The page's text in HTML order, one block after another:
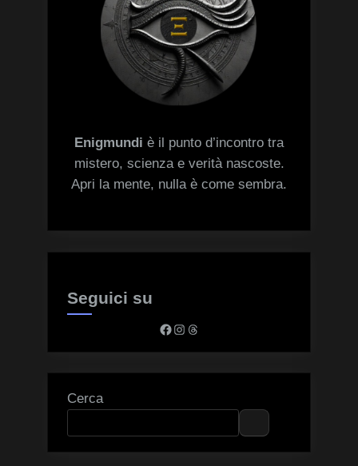
Enigmundi è il punto d’incontro tra
mistero, scienza e verità nascoste.
Apri la mente, nulla è come sembra.
Seguici su
Facebook
Instagram
Threads
Cerca